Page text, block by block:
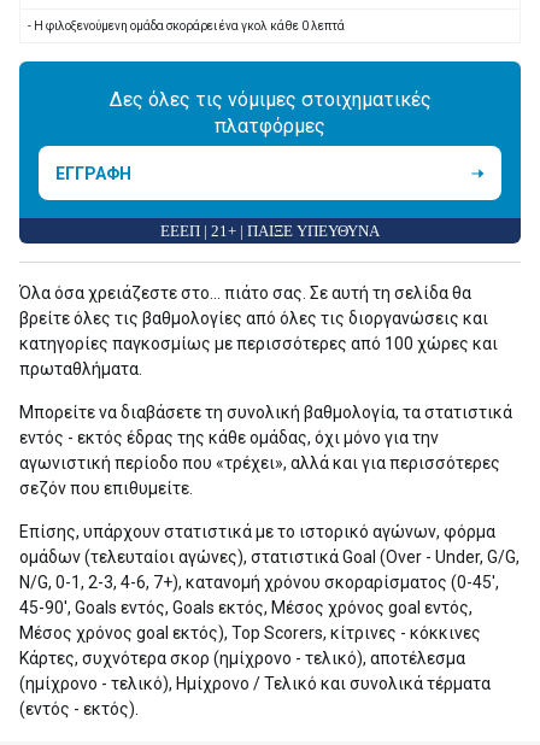
- Η φιλοξενούμενη ομάδα σκοράρει ένα γκολ κάθε 0 λεπτά
Δες όλες τις νόμιμες στοιχηματικές
πλατφόρμες
ΕΓΓΡΑΦΗ
ΕΕΕΠ | 21+ | ΠΑΙΞΕ ΥΠΕΥΘΥΝΑ
Όλα όσα χρειάζεστε στο... πιάτο σας. Σε αυτή τη σελίδα θα
βρείτε όλες τις βαθμολογίες από όλες τις διοργανώσεις και
κατηγορίες παγκοσμίως με περισσότερες από 100 χώρες και
πρωταθλήματα.
Μπορείτε να διαβάσετε τη συνολική βαθμολογία, τα στατιστικά
εντός - εκτός έδρας της κάθε ομάδας, όχι μόνο για την
αγωνιστική περίοδο που «τρέχει», αλλά και για περισσότερες
σεζόν που επιθυμείτε.
Επίσης, υπάρχουν στατιστικά με το ιστορικό αγώνων, φόρμα
ομάδων (τελευταίοι αγώνες), στατιστικά Goal (Over - Under, G/G,
N/G, 0-1, 2-3, 4-6, 7+), κατανομή χρόνου σκοραρίσματος (0-45',
45-90', Goals εντός, Goals εκτός, Μέσος χρόνος goal εντός,
Μέσος χρόνος goal εκτός), Top Scorers, κίτρινες - κόκκινες
Κάρτες, συχνότερα σκορ (ημίχρονο - τελικό), αποτέλεσμα
(ημίχρονο - τελικό), Ημίχρονο / Τελικό και συνολικά τέρματα
(εντός - εκτός).